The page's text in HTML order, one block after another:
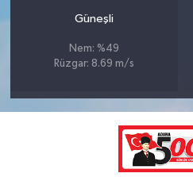
Güneşli
Nem: %49
Rüzgar: 8.69 m/s